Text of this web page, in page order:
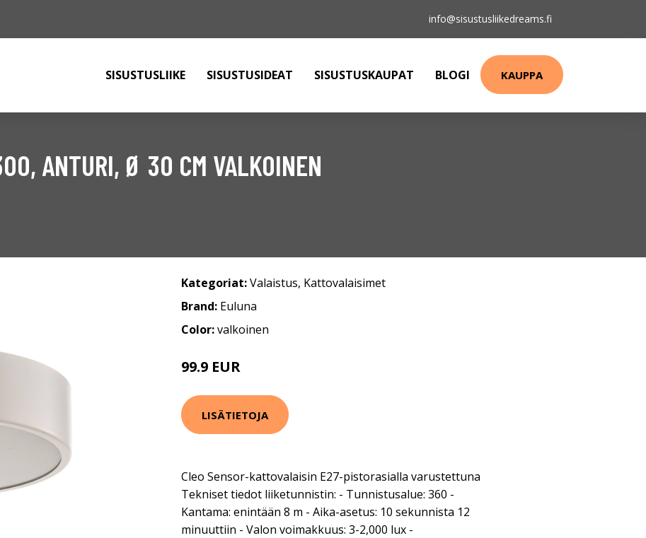
info@sisustusliikedreams.fi
SISUSTUSLIIKE SISUSTUSIDEAT SISUSTUSKAUPAT BLOGI KAUPPA
ANTURI, Ø 30 CM VALKOINEN
Kategoriat:Valaistus, Kattovalaisimet
Brand: Euluna
Color:valkoinen
99.9 EUR
LISÄTIETOJA
Cleo Sensor-kattovalaisin E27-pistorasialla varustettuna
Tekniset tiedot liiketunnistin: - Tunnistusalue: 360 -
Kantama: enintään 8 m - Aika-asetus: 10 sekunnista 12
minuuttiin - Valon voimakkuus: 3-2,000 lux -